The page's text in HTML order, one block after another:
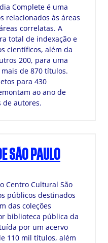
Complete é uma
relacionados às áreas
correlatas. A
total de indexação e
científicos, além da
200, para uma
de 870 títulos.
para 430
ao ano de
de autores.
SÃO PAULO
Centro Cultural São
públicos destinados
das coleções
biblioteca pública da
por um acervo
110 mil títulos, além